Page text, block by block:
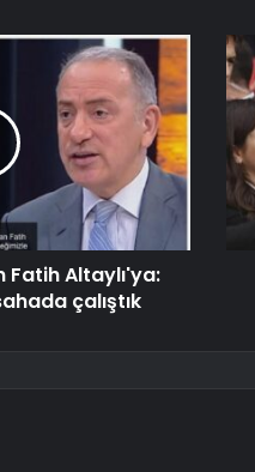
Fatih Altaylı'ya:
çalıştık